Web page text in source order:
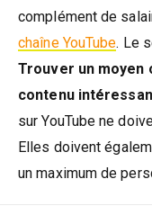
complément de
chaîne YouTube. Le
Trouver un moyen
contenu
sur YouTube ne
Elles doivent
un maximum de